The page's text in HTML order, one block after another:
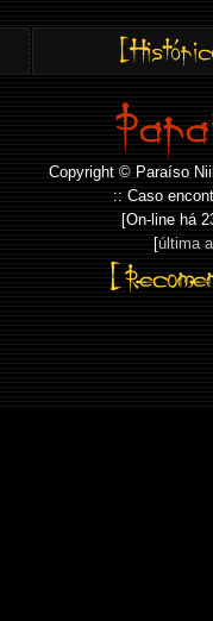
Copyright © Paraíso
:: Caso
[On-line há
[última